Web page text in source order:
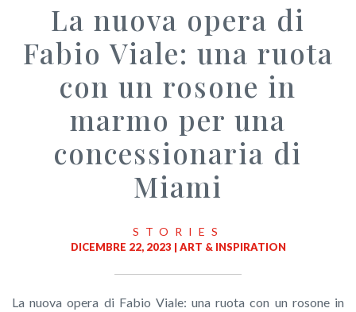
La nuova opera di
Fabio Viale: una ruota
con un rosone in
marmo per una
concessionaria di
Miami
STORIES
DICEMBRE 22, 2023 | ART & INSPIRATION
La nuova opera di Fabio Viale: una ruota con un rosone in